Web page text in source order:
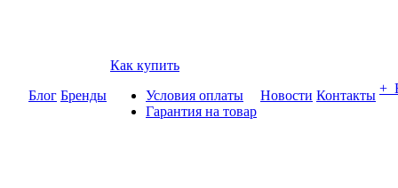
Блог Бренды
Как купить
Условия оплаты
Гарантия на товар
Новости Контакты +